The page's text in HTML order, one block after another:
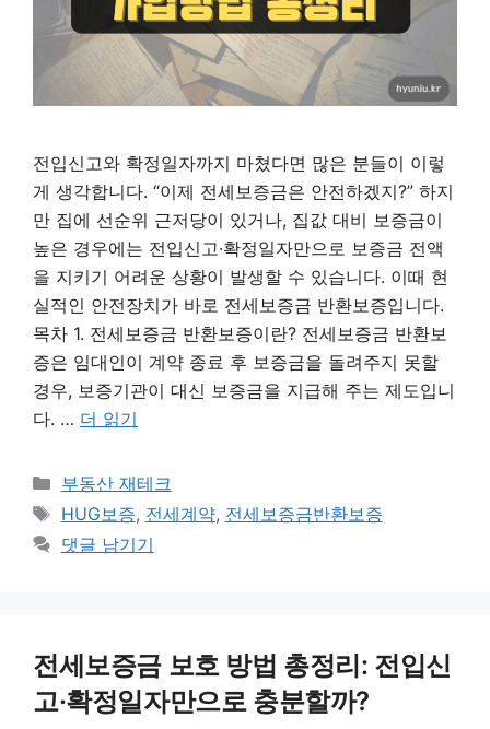
전입신고와 확정일자까지 마쳤다면 많은 분들이 이렇
게 생각합니다. “이제 전세보증금은 안전하겠지?” 하지
만 집에 선순위 근저당이 있거나, 집값 대비 보증금이
높은 경우에는 전입신고·확정일자만으로 보증금 전액
을 지키기 어려운 상황이 발생할 수 있습니다. 이때 현
실적인 안전장치가 바로 전세보증금 반환보증입니다.
목차 1. 전세보증금 반환보증이란? 전세보증금 반환보
증은 임대인이 계약 종료 후 보증금을 돌려주지 못할
경우, 보증기관이 대신 보증금을 지급해 주는 제도입니
다. … 더 읽기
카
테
고
리
부동산 재테크
태
그
HUG보증, 전세계약, 전세보증금반환보증
댓글 남기기
전세보증금 보호 방법 총정리: 전입신
고·확정일자만으로 충분할까?